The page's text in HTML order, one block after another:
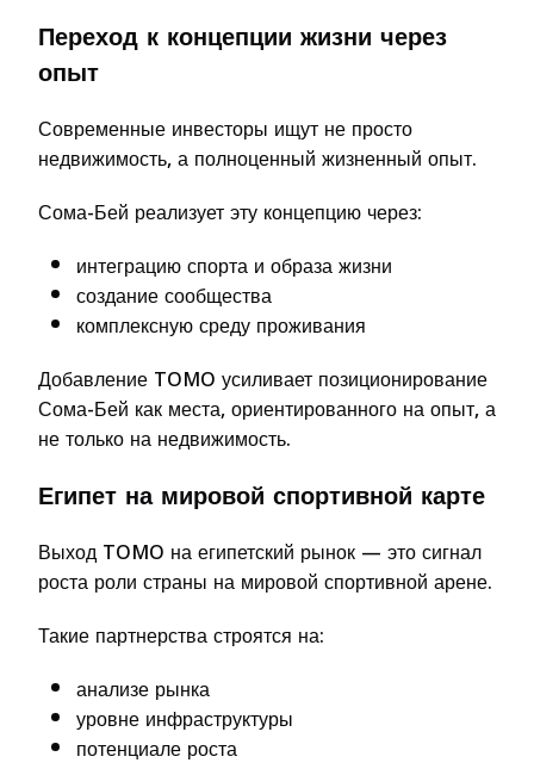
Переход к концепции жизни через
опыт
Современные инвесторы ищут не просто
недвижимость, а полноценный жизненный опыт.
Сома-Бей реализует эту концепцию через:
интеграцию спорта и образа жизни
создание сообщества
комплексную среду проживания
Добавление TOMO усиливает позиционирование
Сома-Бей как места, ориентированного на опыт, а
не только на недвижимость.
Египет на мировой спортивной карте
Выход TOMO на египетский рынок — это сигнал
роста роли страны на мировой спортивной арене.
Такие партнерства строятся на:
анализе рынка
уровне инфраструктуры
потенциале роста